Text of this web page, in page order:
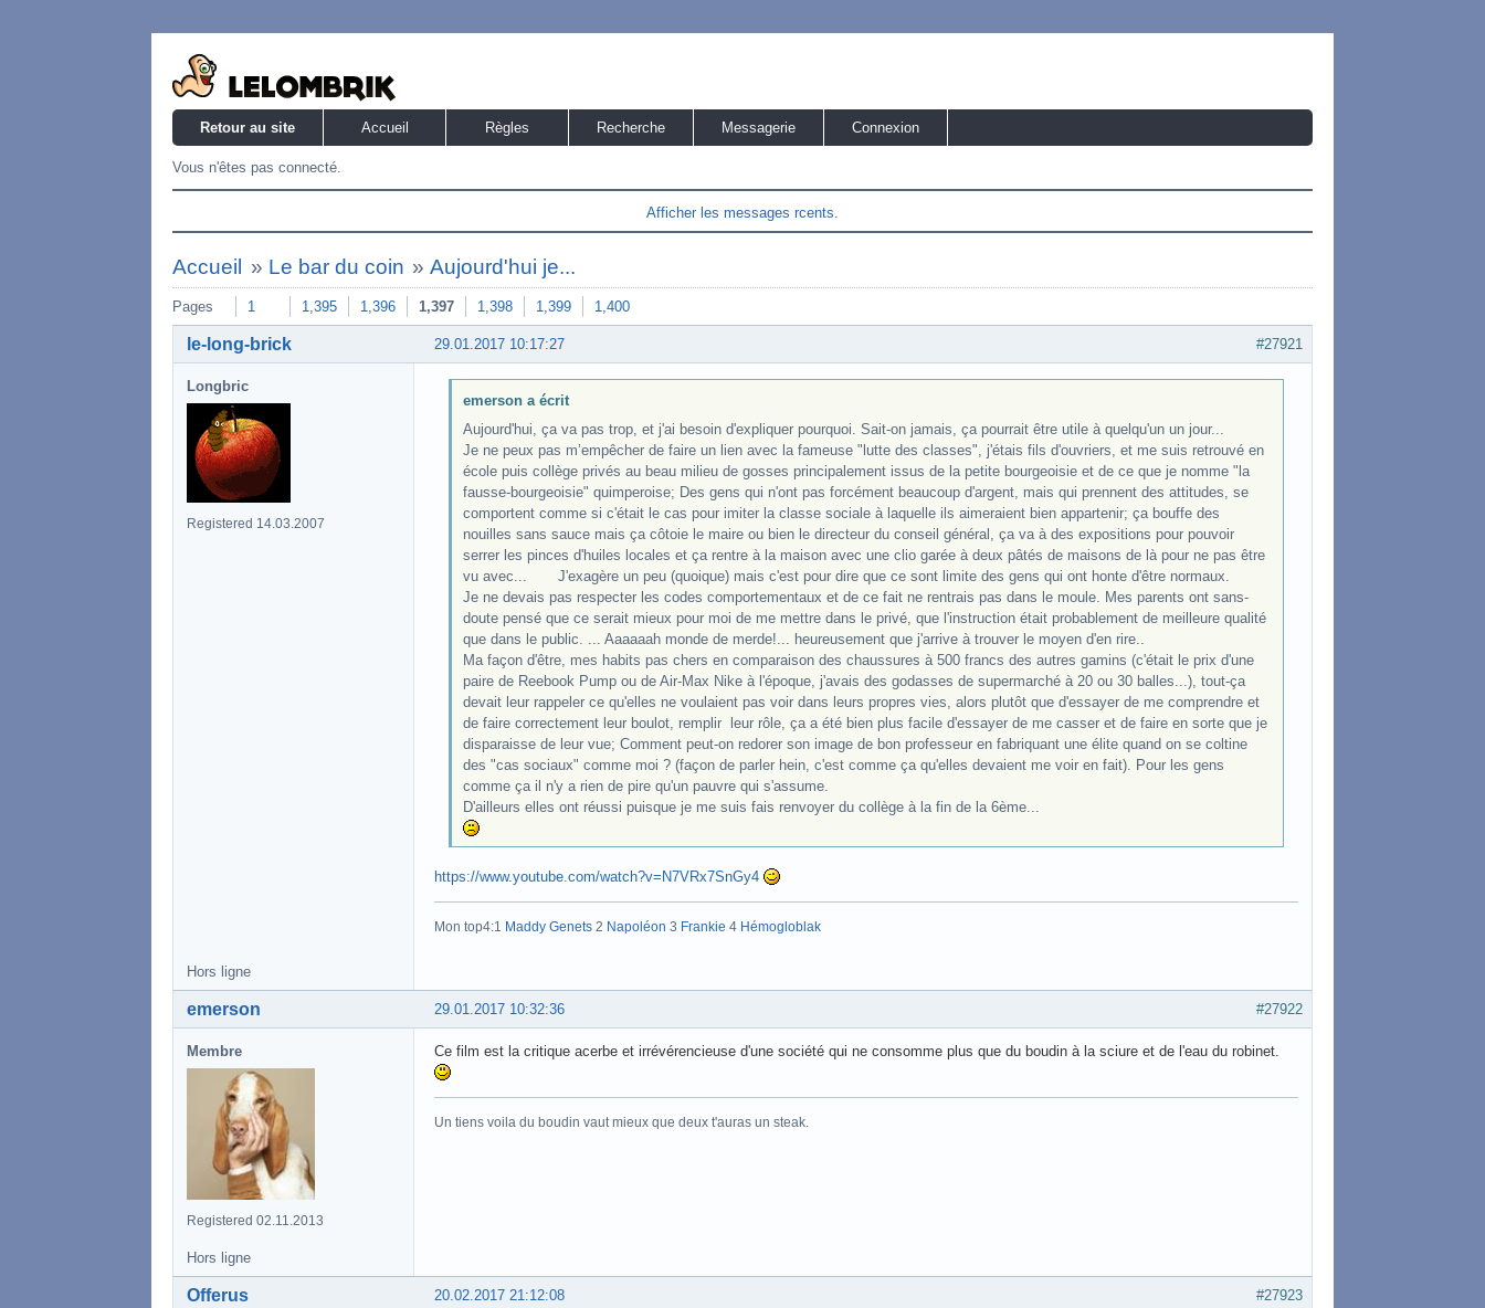
Retour au site Accueil Règles Recherche Messagerie Connexion
Vous n'êtes pas connecté.
Afficher les messages rcents.
Accueil » Le bar du coin »Aujourd'hui je...
Pages 1 1,395 1,396 1,397 1,398 1,399 1,400
#27921
29.01.2017 10:17:27
le-long-brick
Longbric
Registered 14.03.2007
emerson a écrit
Aujourd'hui, ça va pas trop, et j'ai besoin d'expliquer pourquoi. Sait-on jamais, ça pourrait être utile à quelqu'un un jour...
Je ne peux pas m’empêcher de faire un lien avec la fameuse "lutte des classes", j'étais fils d'ouvriers, et me suis retrouvé en
école puis collège privés au beau milieu de gosses principalement issus de la petite bourgeoisie et de ce que je nomme "la
fausse-bourgeoisie" quimperoise; Des gens qui n'ont pas forcément beaucoup d'argent, mais qui prennent des attitudes, se
comportent comme si c'était le cas pour imiter la classe sociale à laquelle ils aimeraient bien appartenir; ça bouffe des
nouilles sans sauce mais ça côtoie le maire ou bien le directeur du conseil général, ça va à des expositions pour pouvoir
serrer les pinces d'huiles locales et ça rentre à la maison avec une clio garée à deux pâtés de maisons de là pour ne pas être
vu avec... J'exagère un peu (quoique) mais c'est pour dire que ce sont limite des gens qui ont honte d'être normaux.
Je ne devais pas respecter les codes comportementaux et de ce fait ne rentrais pas dans le moule. Mes parents ont sans-
doute pensé que ce serait mieux pour moi de me mettre dans le privé, que l'instruction était probablement de meilleure qualité
que dans le public. ... Aaaaaah monde de merde!... heureusement que j'arrive à trouver le moyen d'en rire..
Ma façon d'être, mes habits pas chers en comparaison des chaussures à 500 francs des autres gamins (c'était le prix d'une
paire de Reebook Pump ou de Air-Max Nike à l'époque, j'avais des godasses de supermarché à 20 ou 30 balles...), tout-ça
devait leur rappeler ce qu'elles ne voulaient pas voir dans leurs propres vies, alors plutôt que d'essayer de me comprendre et
de faire correctement leur boulot, remplir leur rôle, ça a été bien plus facile d'essayer de me casser et de faire en sorte que je
disparaisse de leur vue; Comment peut-on redorer son image de bon professeur en fabriquant une élite quand on se coltine
des "cas sociaux" comme moi ? (façon de parler hein, c'est comme ça qu'elles devaient me voir en fait). Pour les gens
comme ça il n'y a rien de pire qu'un pauvre qui s'assume.
D'ailleurs elles ont réussi puisque je me suis fais renvoyer du collège à la fin de la 6ème...
https://www.youtube.com/watch?v=N7VRx7SnGy4
Mon top4:1 Maddy Genets 2 Napoléon 3 Frankie 4 Hémogloblak
Hors ligne
#27922
29.01.2017 10:32:36
emerson
Membre
Registered 02.11.2013
Ce film est la critique acerbe et irrévérencieuse d'une société qui ne consomme plus que du boudin à la sciure et de l'eau du robinet.
Un tiens voila du boudin vaut mieux que deux t'auras un steak.
Hors ligne
#27923
20.02.2017 21:12:08
Offerus